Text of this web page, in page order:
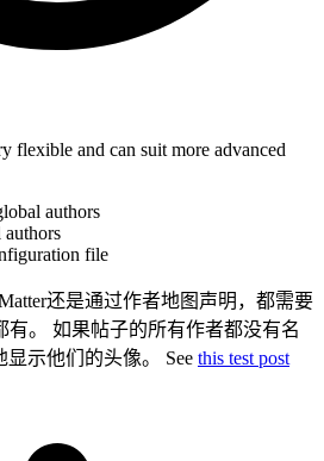
flexible and can suit more advanced
authors
file
还是通过作者地图声明，都需要
有。 如果帖子的所有作者都没有名
显示他们的头像。 See this test post